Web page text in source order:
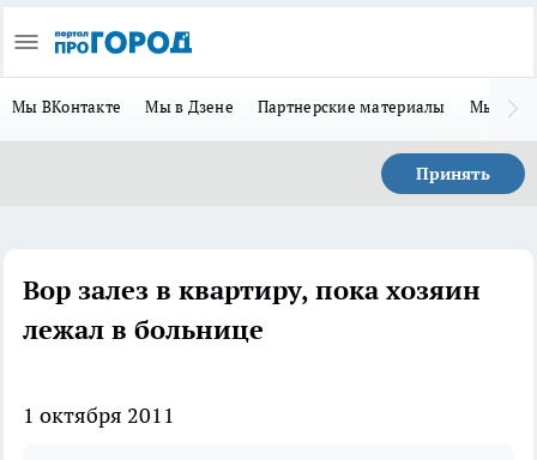
Мы ВКонтакте Мы в Дзене Партнерские материалы Мы в
Принять
Вор залез в квартиру, пока хозяин
лежал в больнице
1 октября 2011